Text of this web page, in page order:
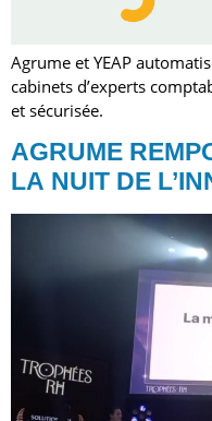
Agrume et YEAP
cabinets d’experts
et sécurisée.
AGRUME
LA NUIT DE